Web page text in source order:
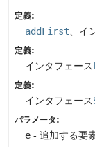
定義:
addFirst 、イ
定義:
インタフェース
定義:
インタフェース
パラメータ:
e - 追加する要